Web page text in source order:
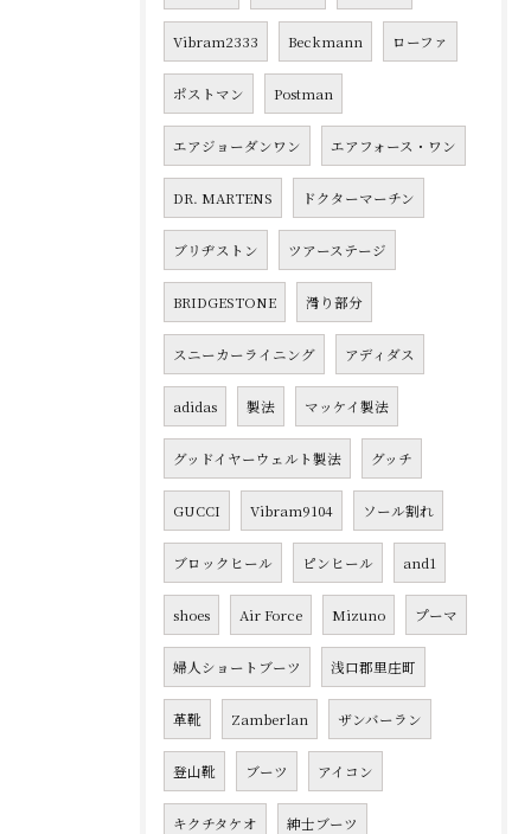
Vibram2333 Beckmann ローファ
ポストマン Postman
エアジョーダンワン エアフォース・ワン
DR. MARTENS ドクターマーチン
ブリヂストン ツアーステージ
BRIDGESTONE 滑り部分
スニーカーライニング アディダス
adidas 製法 マッケイ製法
グッドイヤーウェルト製法 グッチ
GUCCI Vibram9104 ソール割れ
ブロックヒール ピンヒール and1
shoes Air Force Mizuno プーマ
婦人ショートブーツ 浅口郡里庄町
革靴 Zamberlan ザンバーラン
登山靴 ブーツ アイコン
キクチタケオ 紳士ブーツ